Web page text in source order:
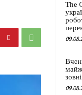
The